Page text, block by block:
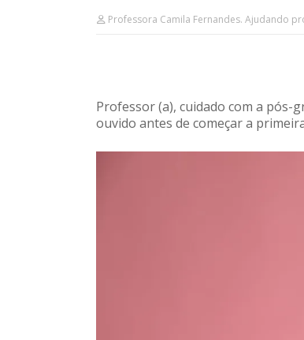
Professora Camila Fernandes. Ajudando
Professor (a), cuidado com a pós-
ouvido antes de começar a